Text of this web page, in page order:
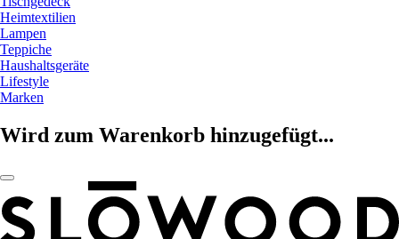
Heimtextilien
Lampen
Teppiche
Haushaltsgeräte
Lifestyle
Marken
Wird zum Warenkorb hinzugefügt...